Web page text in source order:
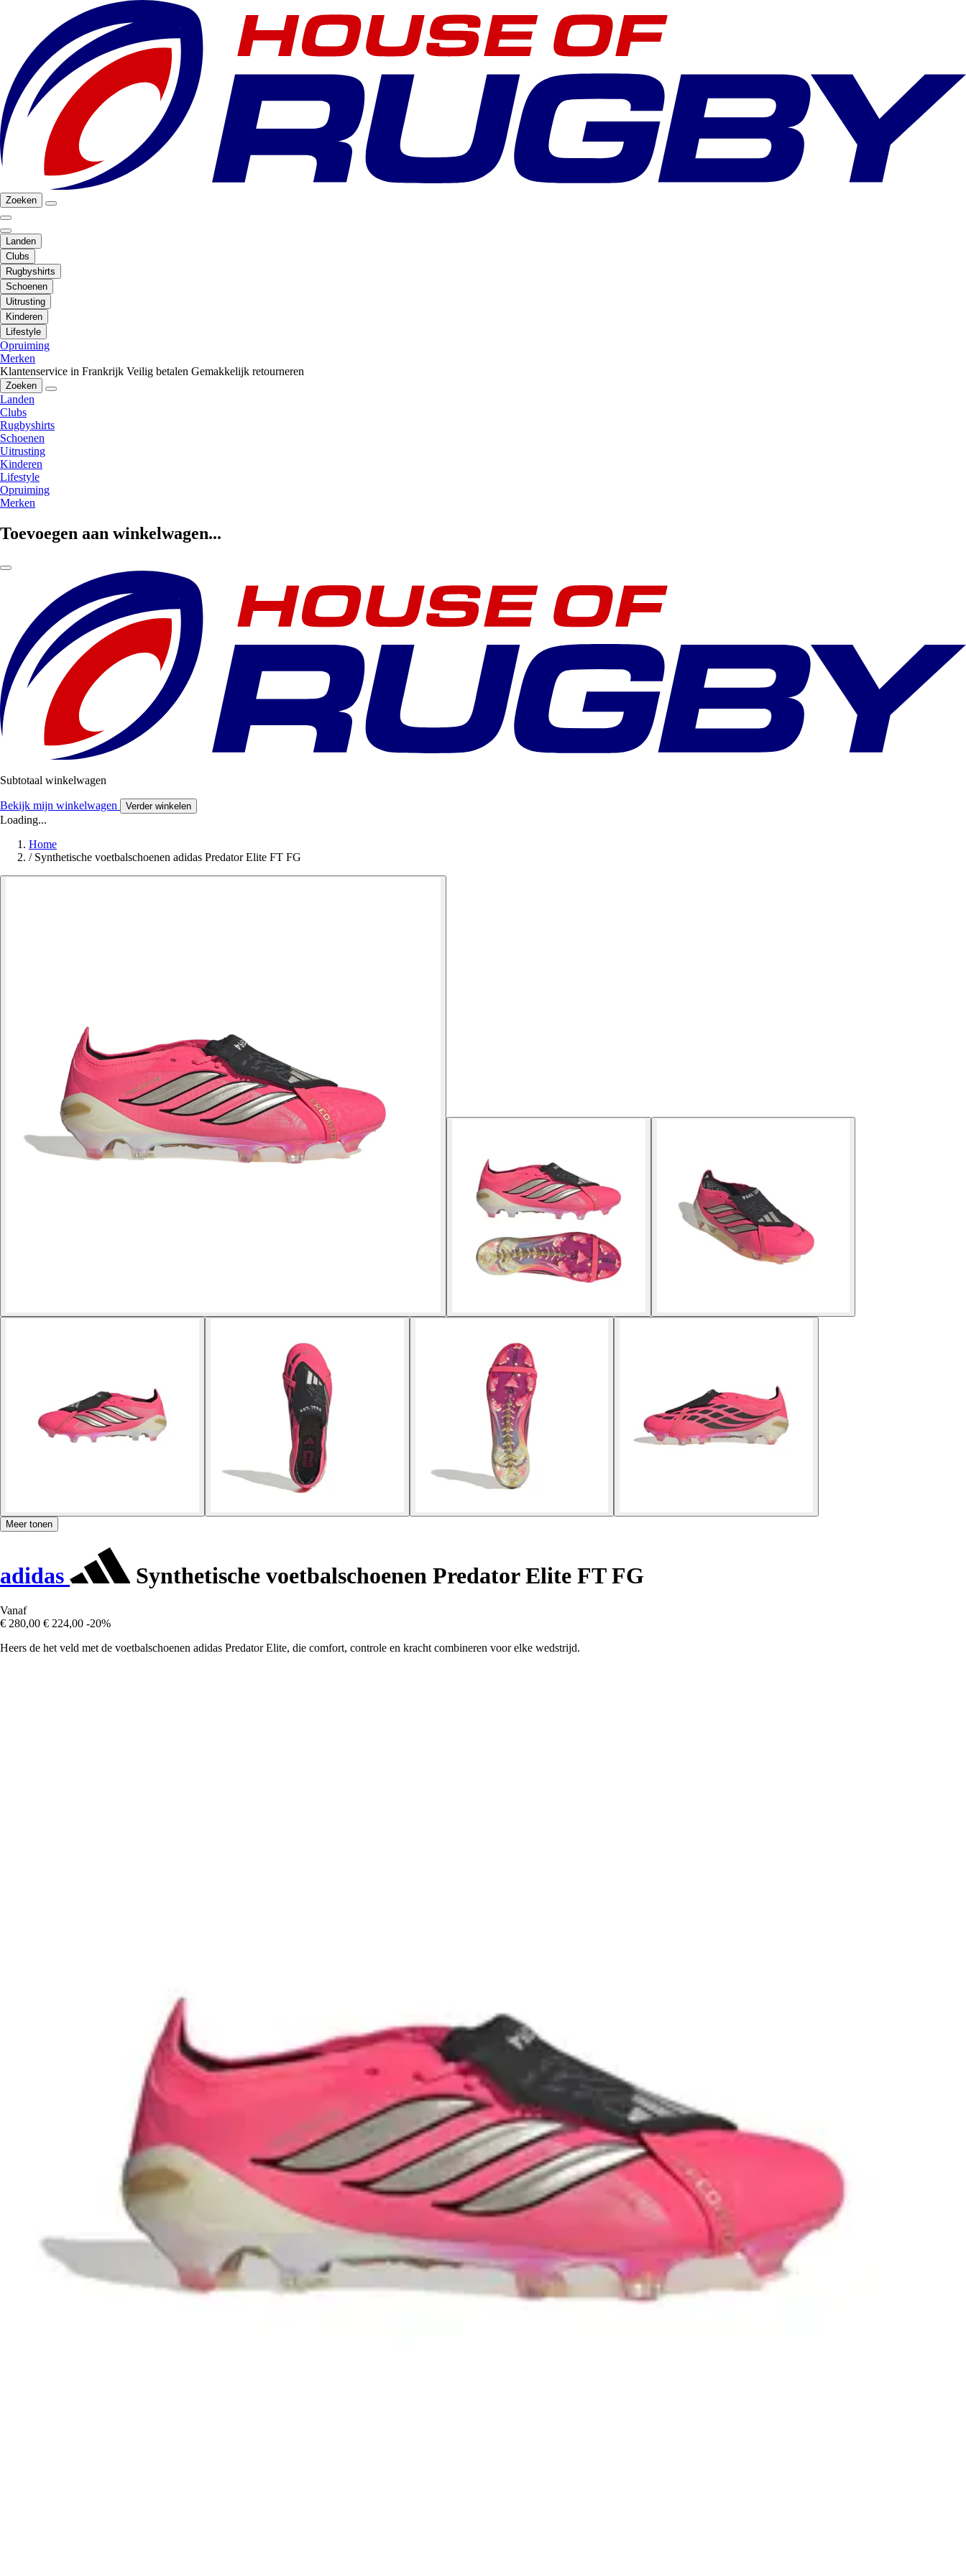
Zoeken
Landen
Clubs
Rugbyshirts
Schoenen
Uitrusting
Kinderen
Lifestyle
Opruiming
Merken
Klantenservice in Frankrijk Veilig betalen Gemakkelijk retourneren
Zoeken
Landen
Clubs
Rugbyshirts
Schoenen
Uitrusting
Kinderen
Lifestyle
Opruiming
Merken
Toevoegen aan winkelwagen...
Subtotaal winkelwagen
Bekijk mijn winkelwagen Verder winkelen
Loading...
Home
/ Synthetische voetbalschoenen adidas Predator Elite FT FG
Meer tonen
adidas Synthetische voetbalschoenen Predator Elite FT FG
Vanaf
€ 280,00 € 224,00 -20%
Heers de het veld met de voetbalschoenen adidas Predator Elite, die comfort, controle en kracht combineren voor elke wedstrijd.